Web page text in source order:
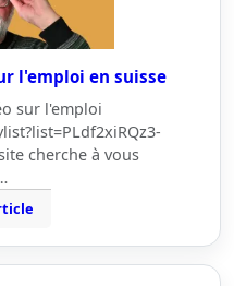
l'emploi en suisse
sur l'emploi
cherche à vous